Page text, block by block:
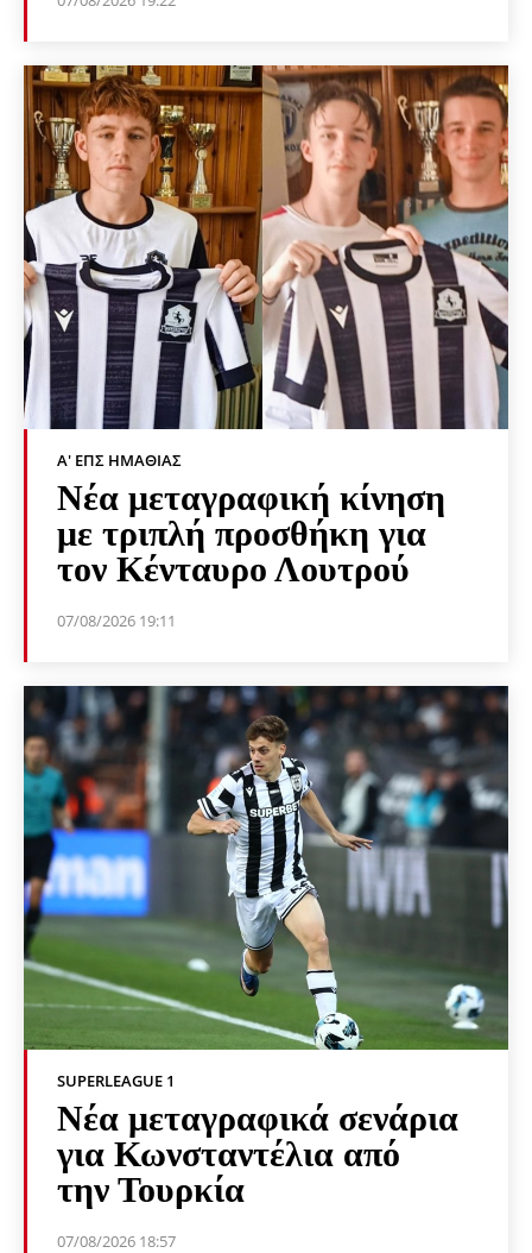
Α' ΕΠΣ ΗΜΑΘΊΑΣ
Νέα μεταγραφική κίνηση
με τριπλή προσθήκη για
τον Κένταυρο Λουτρού
07/08/2026 19:11
SUPERLEAGUE 1
Νέα μεταγραφικά σενάρια
για Κωνσταντέλια από
την Τουρκία
07/08/2026 18:57